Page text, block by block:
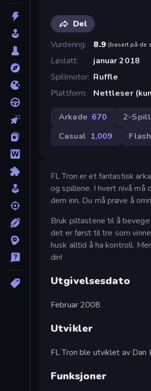
Del
Vurdering
8.9 (basert på de
Løslatt
januar 2018
Spillmotor Ruffle
Plattform
Nettleser
Arkade 670 2-
Casual 1,009 Flash
FL Tron er et fantastisk
og spillene. I hvert nivå må
dem inn. Du må prøve å
Bruk piltastene til å bevege
det er først til tre som
husk alltid å ha kontroll.
din!
Utgivelsesdato
Februar 2008
Utvikler
FL Tron ble utviklet av Dan
Funksjoner